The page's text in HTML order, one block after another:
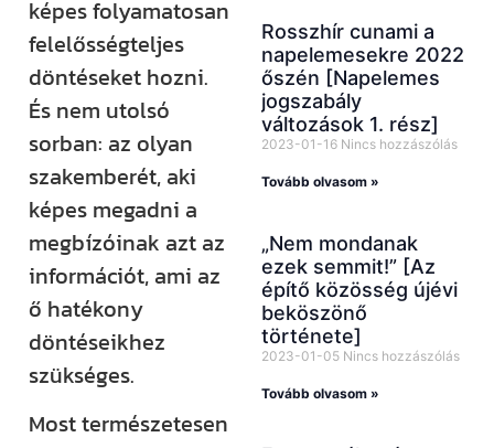
képes folyamatosan
felelősségteljes
döntéseket hozni.
És nem utolsó
sorban: az olyan
szakemberét, aki
képes megadni a
megbízóinak azt az
információt, ami az
ő hatékony
döntéseikhez
szükséges.
Most természetesen
Rosszhír cunami a
napelemesekre 2022
őszén [Napelemes
jogszabály
változások 1. rész]
2023-01-16 Nincs hozzászólás
Tovább olvasom »
„Nem mondanak
ezek semmit!” [Az
építő közösség újévi
beköszönő
története]
2023-01-05 Nincs hozzászólás
Tovább olvasom »